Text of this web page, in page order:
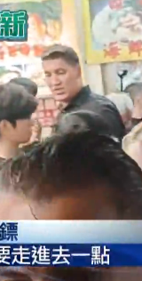
貨車鬼切釀